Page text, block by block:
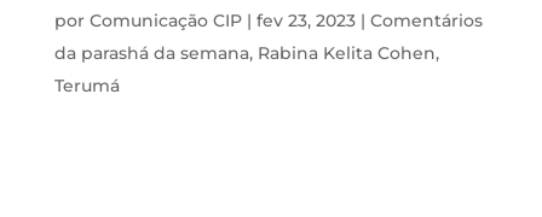
por Comunicação CIP| fev 23, 2023| Comentários
da parashá da semana, Rabina Kelita Cohen,
Terumá